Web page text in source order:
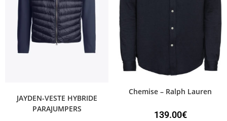
JAYDEN-VESTE HYBRIDE
PARAJUMPERS
Chemise – Ralph Lauren
139.00€